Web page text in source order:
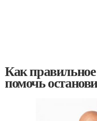
Как
помочь